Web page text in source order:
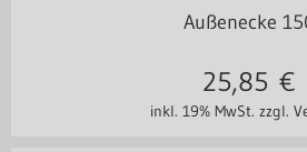
Außenecke
inkl. 19% MwSt. zzgl.
25,85 €